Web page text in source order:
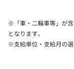
※「車・二輪車等」が
となります。
※支給単位・支給月の選